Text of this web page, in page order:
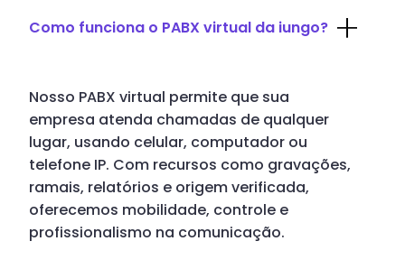
Como funciona o PABX virtual da iungo?
Nosso PABX virtual permite que sua
empresa atenda chamadas de qualquer
lugar, usando celular, computador ou
telefone IP. Com recursos como gravações,
ramais, relatórios e origem verificada,
oferecemos mobilidade, controle e
profissionalismo na comunicação.